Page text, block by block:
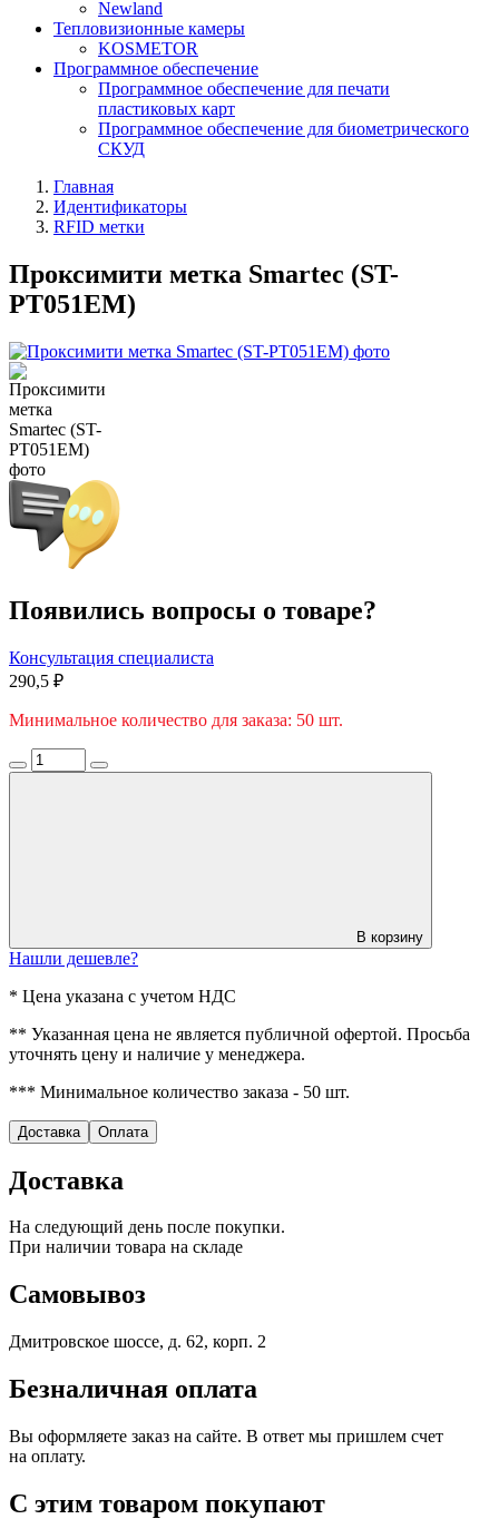
Newland
Тепловизионные камеры
KOSMETOR
Программное обеспечение
Программное обеспечение для печати
пластиковых карт
Программное обеспечение для биометрического
СКУД
Главная
Идентификаторы
RFID метки
Проксимити метка Smartec (ST-
PT051EM)
Появились вопросы о товаре?
Консультация специалиста
290,5 ₽
Минимальное количество для заказа: 50 шт.
В корзину
Нашли дешевле?
* Цена указана с учетом НДС
** Указанная цена не является публичной офертой. Просьба
уточнять цену и наличие у менеджера.
*** Минимальное количество заказа - 50 шт.
Доставка Оплата
Доставка
На следующий день после покупки.
При наличии товара на складе
Самовывоз
Дмитровское шоссе, д. 62, корп. 2
Безналичная оплата
Вы оформляете заказ на сайте. В ответ мы пришлем счет
на оплату.
С этим товаром покупают